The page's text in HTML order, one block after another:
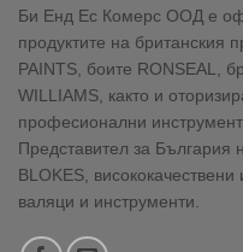
Би Енд Ес Комерс ООД е
продуктите на британския
PAINTS, боите RONSEAL,
WILLIAMS, както и
професионални
Представител за България
BLOKES,
валяци и инструменти.